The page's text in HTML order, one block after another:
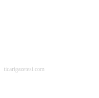
ticarigazetesi.com